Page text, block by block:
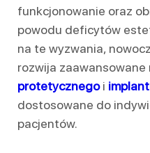
funkcjonowanie oraz
powodu deficytów
na te wyzwania,
rozwija
protetycznegoi
dostosowane do
pacjentów.